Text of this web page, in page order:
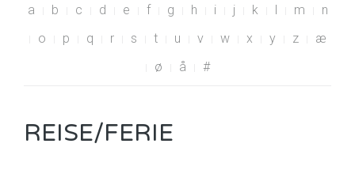
a
b c d e f g h i j k l m
n
o
p q r s t u v w x y z
æ
ø
å #
REISE/FERIE